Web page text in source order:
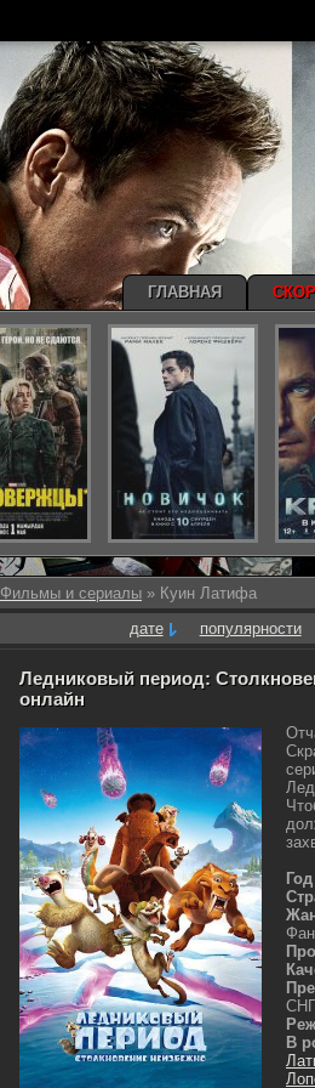
Фильмы и сериалы » Куин Латифа
дате
популярности
Ледниковый период:
онлайн
В
ГЛАВНАЯ